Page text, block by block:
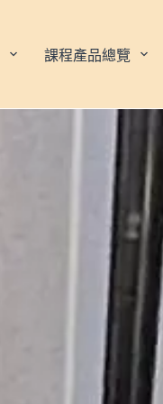
課程產品總覽